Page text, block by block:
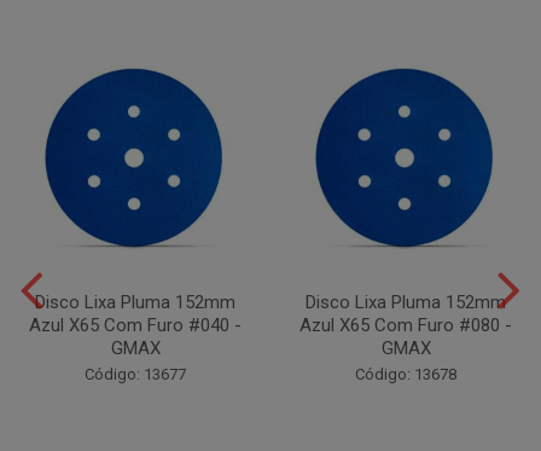
Disco Lixa Pluma 152mm
Azul X65 Com Furo #040 -
GMAX
Código: 13677
Disco Lixa Pluma 152mm
Azul X65 Com Furo #080 -
GMAX
Código: 13678